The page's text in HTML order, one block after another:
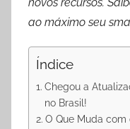
A
p
r
a
o
o
novos recursos.
ao máximo seu
Índice
Chegou a
no Brasil!
O Que Muda com